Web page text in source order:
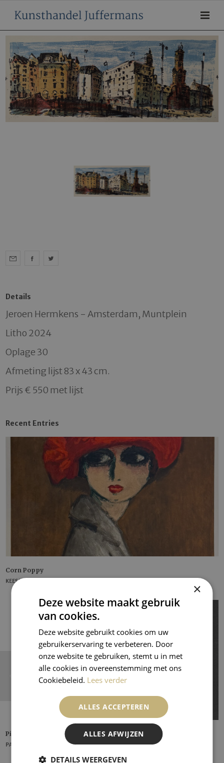
Details
Jeroen Hermkens - Amsterdam, Muntplein
Litho 2024
Oplage 30
Afmeting lijst 83 x 43 cm.
Prijs € 550 met lijst
Recent Entries
Corn Poppy
KEES VAN DONGEN
Pierrot et and Harlequin from Dix Pochoirs
PABLO PICASSO
×
Deze website maakt gebruik
van cookies.
Deze website gebruikt cookies om uw
gebruikerservaring te verbeteren. Door
onze website te gebruiken, stemt u in met
alle cookies in overeenstemming met ons
Cookiebeleid. Lees verder
ALLES ACCEPTEREN
ALLES AFWIJZEN
DETAILS WEERGEVEN